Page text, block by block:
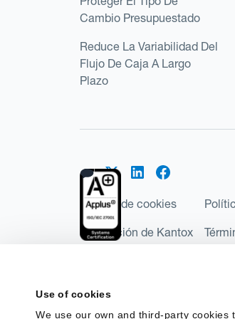
Use of cookies
We use our own and third-party
Cambio Presupuestado
Reduce La Variabilidad Del
Flujo De Caja A Largo
Plazo
Política de cookies
Regulación de Kantox
Kantox Limited está